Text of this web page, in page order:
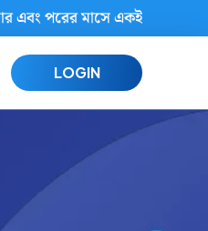
পরের মাসে একই তারিখে
LOGIN